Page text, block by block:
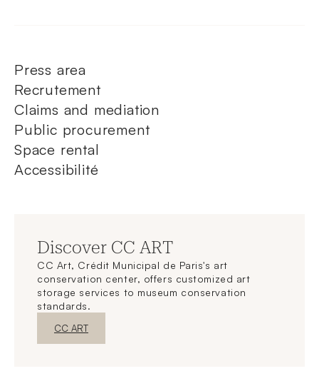
Press area
Recrutement
Claims and mediation
Public procurement
Space rental
Accessibilité
Discover CC ART
CC Art, Crédit Municipal de Paris's art
conservation center, offers customized art
storage services to museum conservation
standards.
New WindowDiscover
CC ART